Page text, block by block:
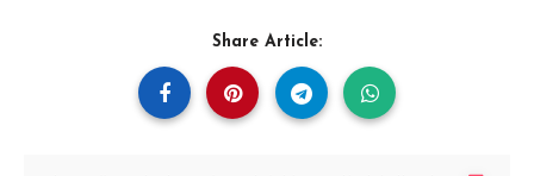
Share Article: